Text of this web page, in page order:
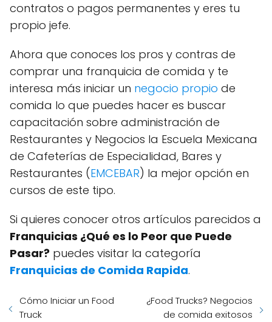
contratos o pagos permanentes y eres tu
propio jefe.
Ahora que conoces los pros y contras de
comprar una franquicia de comida y te
interesa más iniciar un negocio propio de
comida lo que puedes hacer es buscar
capacitación sobre administración de
Restaurantes y Negocios la Escuela Mexicana
de Cafeterías de Especialidad, Bares y
Restaurantes (EMCEBAR) la mejor opción en
cursos de este tipo.
Si quieres conocer otros artículos parecidos a
Franquicias ¿Qué es lo Peor que Puede
Pasar? puedes visitar la categoría
Franquicias de Comida Rapida.
Cómo Iniciar un Food
Truck
¿Food Trucks? Negocios
de comida exitosos